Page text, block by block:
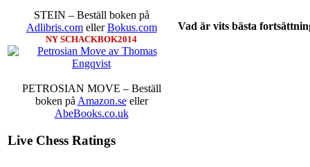
STEIN – Beställ boken på
Adlibris.comellerBokus.com
NY SCHACKBOK2014
PETROSIAN MOVE – Beställ
boken på Amazon.seeller
AbeBooks.co.uk
Live Chess Ratings
Vad är vits bästa